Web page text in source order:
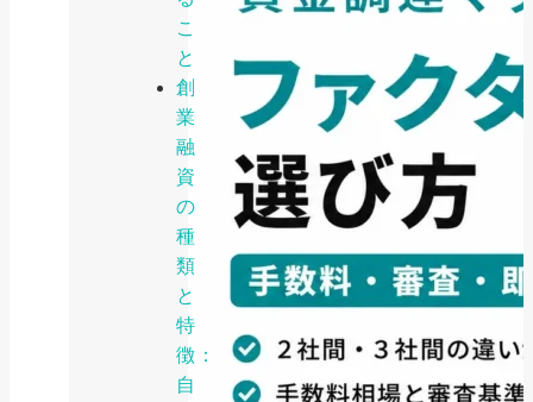
こ
と
創
業
融
資
の
種
類
と
特
徴：
自